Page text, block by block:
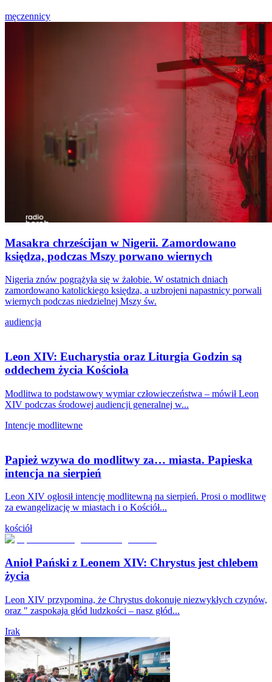
męczennicy
Masakra chrześcijan w Nigerii. Zamordowano
księdza, podczas Mszy porwano wiernych
Nigeria znów pogrążyła się w żałobie. W ostatnich dniach
zamordowano katolickiego księdza, a uzbrojeni napastnicy porwali
wiernych podczas niedzielnej Mszy św.
audiencja
Leon XIV: Eucharystia oraz Liturgia Godzin są
oddechem życia Kościoła
Modlitwa to podstawowy wymiar człowieczeństwa – mówił Leon
XIV podczas środowej audiencji generalnej w...
Intencje modlitewne
Papież wzywa do modlitwy za… miasta. Papieska
intencja na sierpień
Leon XIV ogłosił intencję modlitewną na sierpień. Prosi o modlitwę
za ewangelizację w miastach i o Kościół...
kościół
Anioł Pański z Leonem XIV: Chrystus jest chlebem
życia
Leon XIV przypomina, że Chrystus dokonuje niezwykłych czynów,
oraz " zaspokaja głód ludzkości – nasz głód...
Irak